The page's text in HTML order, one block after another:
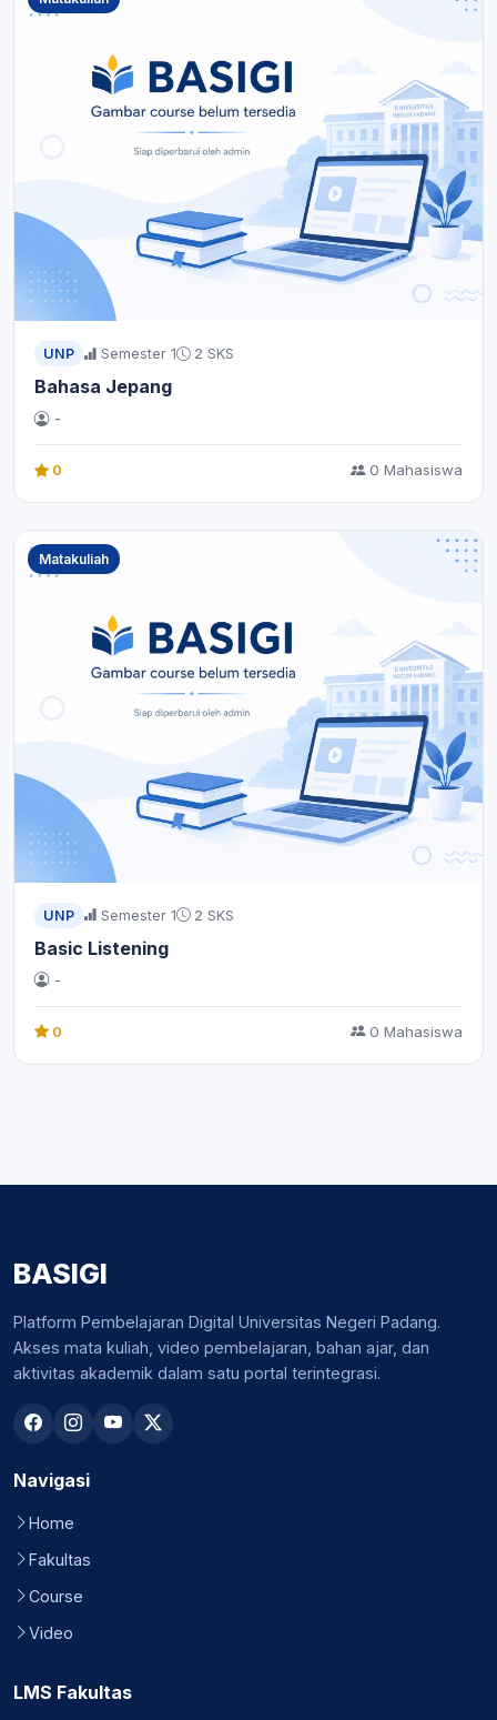
UNP Semester 1 2 SKS
Bahasa Jepang
-
0 0 Mahasiswa
Matakuliah
UNP Semester 1 2 SKS
Basic Listening
-
0 0 Mahasiswa
BASIGI
Platform Pembelajaran Digital Universitas Negeri Padang.
Akses mata kuliah, video pembelajaran, bahan ajar, dan
aktivitas akademik dalam satu portal terintegrasi.
Navigasi
Home
Fakultas
Course
Video
LMS Fakultas